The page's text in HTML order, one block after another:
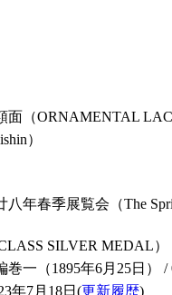
面（ORNAMENTAL
）
年春季展覧会（The
SILVER MEDAL）
一（1895年6月25日） /
年7月18日(更新履歴)